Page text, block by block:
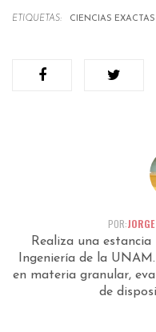
ETIQUETAS: CIENCIAS EXACTAS
POR:
Realiza una
Ingeniería de la
en materia granular,
de